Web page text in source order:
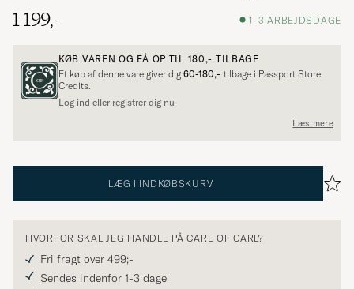
1 199,-
1-3 ARBEJDSDAGE
KØB VAREN OG FÅ OP TIL 180,- TILBAGE
Et køb af denne vare giver dig 60-180,- tilbage i Passport Store
Credits.
Log ind eller registrer dig nu
Læs mere
LÆG I INDKØBSKURV
HVORFOR SKAL JEG HANDLE PÅ CARE OF CARL?
Fri fragt over 499;-
Sendes indenfor 1-3 dage